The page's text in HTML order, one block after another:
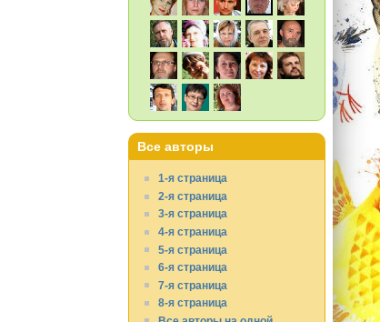
Все авторы
1-я страница
2-я страница
3-я страница
4-я страница
5-я страница
6-я страница
7-я страница
8-я страница